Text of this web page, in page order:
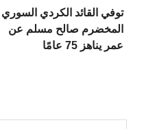
توفي القائد الكردي السوري
المخضرم صالح مسلم عن
عمر يناهز 75 عامًا